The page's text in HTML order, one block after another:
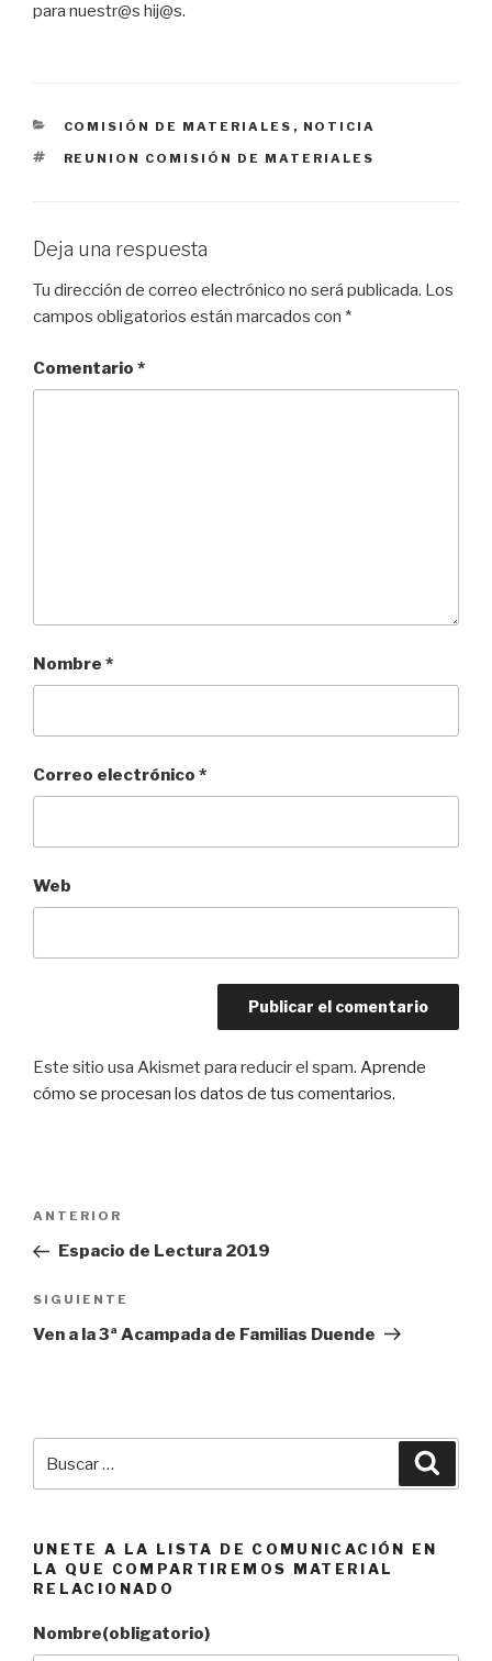
para nuestr@s hij@s.
CATEGORÍAS
COMISIÓN DE MATERIALES , NOTICIA
ETIQUETAS
REUNION COMISIÓN DE MATERIALES
Deja una respuesta
Tu dirección de correo electrónico no será publicada. Los
campos obligatorios están marcados con *
Comentario *
Nombre *
Correo electrónico *
Web
Este sitio usa Akismet para reducir el spam. Aprende
cómo se procesan los datos de tus comentarios.
entradas
Entrada
anterior:
ANTERIOR
Espacio de Lectura 2019
Siguiente
entrada
SIGUIENTE
Ven a la 3ª Acampada de Familias Duende
por:
UNETE A LA LISTA DE COMUNICACIÓN EN
LA QUE COMPARTIREMOS MATERIAL
RELACIONADO
Nombre(obligatorio)